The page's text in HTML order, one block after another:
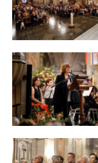
Zoom
Zoom